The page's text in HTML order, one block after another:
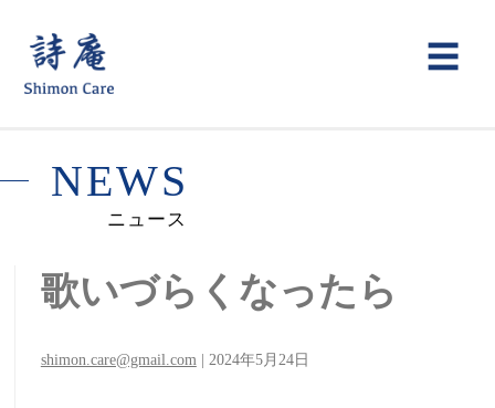
詩
庵
灸
骨
院
☰メ
NEWS
ニュース
歌いづらくなったら
shimon.care@gmail.com 2024年5月24日